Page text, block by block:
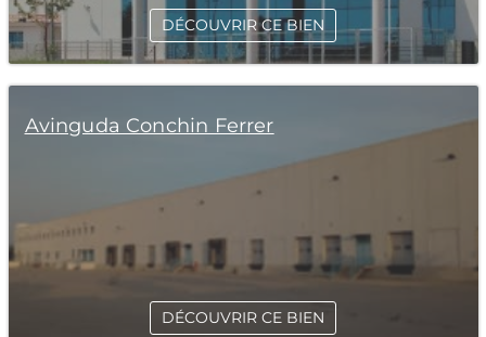
DÉCOUVRIR CE BIEN
Avinguda Conchin Ferrer
DÉCOUVRIR CE BIEN